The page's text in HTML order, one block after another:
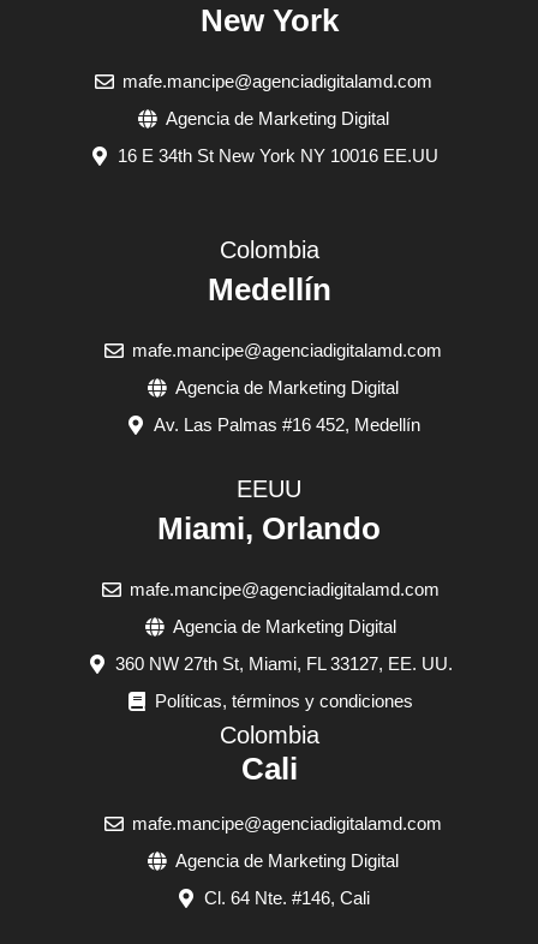
Colombia
Medellín
mafe.mancipe@agenciadigitalamd.com
Agencia de Marketing Digital
Av. Las Palmas #16 452, Medellín
EEUU
Miami, Orlando
mafe.mancipe@agenciadigitalamd.com
Agencia de Marketing Digital
360 NW 27th St, Miami, FL 33127, EE. UU.
Políticas, términos y condiciones
New York
mafe.mancipe@agenciadigitalamd.com
Agencia de Marketing Digital
16 E 34th St New York NY 10016 EE.UU
Colombia
Cali
mafe.mancipe@agenciadigitalamd.com
Agencia de Marketing Digital
Cl. 64 Nte. #146, Cali